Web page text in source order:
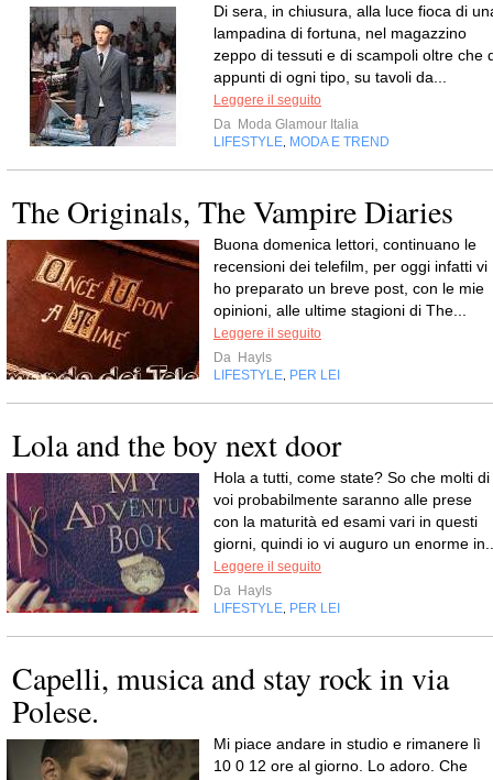
Di sera, in chiusura, alla luce fioca di
lampadina di fortuna, nel magazzino
zeppo di tessuti e di scampoli oltre che
appunti di ogni tipo, su tavoli da...
Leggere il seguito
Da Moda Glamour Italia
LIFESTYLE MODA E TREND
The Originals, The Vampire Diaries
Buona domenica lettori, continuano le
recensioni dei telefilm, per oggi infatti vi
ho preparato un breve post, con le mie
opinioni, alle ultime stagioni di The...
Leggere il seguito
Da Hayls
LIFESTYLE PER LEI
Lola and the boy next door
Hola a tutti, come state? So che molti di
voi probabilmente saranno alle prese
con la maturità ed esami vari in questi
giorni, quindi io vi auguro un enorme
Leggere il seguito
Da Hayls
LIFESTYLE PER LEI
Capelli, musica and stay rock in via
Polese.
Mi piace andare in studio e rimanere lì
10 0 12 ore al giorno. Lo adoro. Che